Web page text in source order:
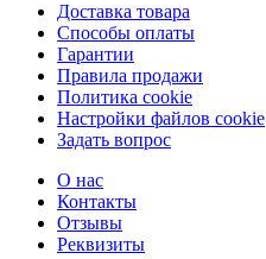
Доставка товара
Способы оплаты
Гарантии
Правила продажи
Политика cookie
Настройки файлов cookie
Задать вопрос
О нас
Контакты
Отзывы
Реквизиты